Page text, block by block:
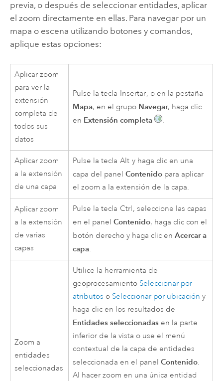
previa, o después de seleccionar entidades, aplicar
el zoom directamente en ellas. Para navegar por un
mapa o escena utilizando botones y comandos,
aplique estas opciones:
Aplicar zoom
para ver la
extensión
completa de
todos sus
datos
Pulse la tecla Insertar, o en la pestaña
Mapa, en el grupo Navegar, haga clic
en Extensión completa .
Aplicar zoom
a la extensión
de una capa
Pulse la tecla Alt y haga clic en una
capa del panelContenido para aplicar
el zoom a la extensión de la capa.
Aplicar zoom
a la extensión
de varias
capas
Pulse la tecla Ctrl, seleccione las capas
en el panelContenido, haga clic con el
botón derecho y haga clic enAcercar a
capa.
Zoom a
entidades
seleccionadas
Utilice la herramienta de
geoprocesamiento Seleccionar por
atributos o Seleccionar por ubicación y
haga clic en los resultados de
Entidades seleccionadas en la parte
inferior de la vista o use el menú
contextual de la capa de entidades
seleccionada en el panelContenido.
Al hacer zoom en una única entidad